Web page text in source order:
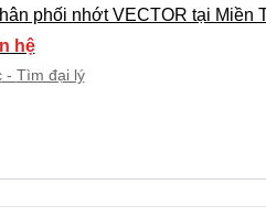
phối nhớt VECTOR tại Miền
hệ
Tìm đại lý
con vật , xích đu sắt cho bé